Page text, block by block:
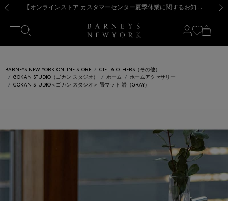
新規登録のお客様も対象！＜MY BARNEYS＞会員のお客様は11,000円（税込）以上のお買上げで常時送料無料！お買い物の際は会員登録を！
【夏季休業に伴う出荷一時停止のお知らせ】(2026.8.7) 【オンラインストア カスタマーセンター夏季休業に関するお知らせ】（2026.8.7）
【夏季休業に伴う返品・交換承り一時停止のお知らせ】（2026.8.5）
熊本県を中心とした地震の影響によるお荷物のお届けについて
【開催中】SUMMER SALEのご案内・ご注意事項 新規登録のお客様も対象！＜MY BARNEYS＞会員のお客様は11,000円（税込）以上のお買上げで常時送料無料！お買い物の際は会員登録を！
【夏季休業に伴う出荷一時停止のお知らせ】(2026.8.7)
BARNEYS NEW YORK ONLINE STORE
GIFT & OTHERS（その他）
GOKAN STUDIO（ゴカン スタジオ）
ホーム
ホームアクセサリー
GOKAN STUDIO＜ゴカン スタジオ＞ 畳マット 岩（GRAY）